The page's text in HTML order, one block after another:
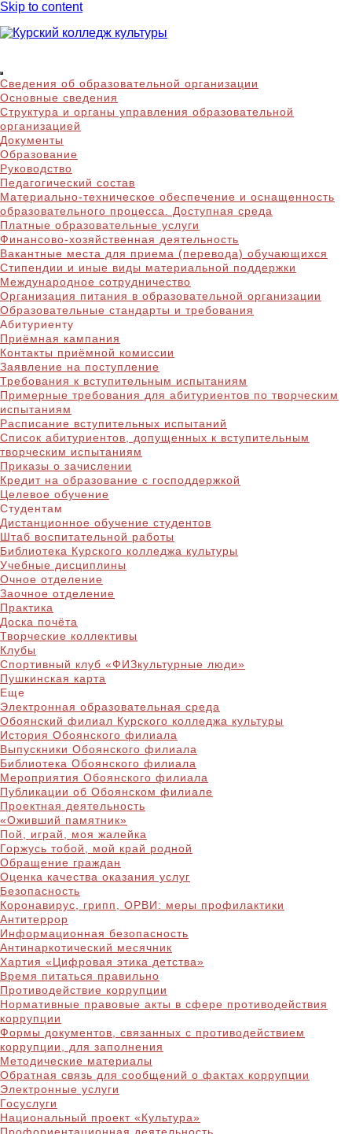
Skip to content
Курский колледж
культуры
Сведения об образовательной организации
Основные сведения
Структура и органы управления образовательной
организацией
Документы
Образование
Руководство
Педагогический состав
Материально-техническое обеспечение и оснащенность
образовательного процесса. Доступная среда
Платные образовательные услуги
Финансово-хозяйственная деятельность
Вакантные места для приема (перевода) обучающихся
Стипендии и иные виды материальной поддержки
Международное сотрудничество
Организация питания в образовательной организации
Образовательные стандарты и требования
Абитуриенту
Приёмная кампания
Контакты приёмной комиссии
Заявление на поступление
Требования к вступительным испытаниям
Примерные требования для абитуриентов по творческим
испытаниям
Расписание вступительных испытаний
Список абитуриентов, допущенных к вступительным
творческим испытаниям
Приказы о зачислении
Кредит на образование с господдержкой
Целевое обучение
Студентам
Дистанционное обучение студентов
Штаб воспитательной работы
Библиотека Курского колледжа культуры
Учебные дисциплины
Очное отделение
Заочное отделение
Практика
Доска почёта
Творческие коллективы
Клубы
Спортивный клуб «ФИЗкультурные люди»
Пушкинская карта
Еще
Электронная образовательная среда
Обоянский филиал Курского колледжа культуры
История Обоянского филиала
Выпускники Обоянского филиала
Библиотека Обоянского филиала
Мероприятия Обоянского филиала
Публикации об Обоянском филиале
Проектная деятельность
«Оживший памятник»
Пой, играй, моя жалейка
Горжусь тобой, мой край родной
Обращение граждан
Оценка качества оказания услуг
Безопасность
Коронавирус, грипп, ОРВИ: меры профилактики
Антитеррор
Информационная безопасность
Антинаркотический месячник
Хартия «Цифровая этика детства»
Время питаться правильно
Противодействие коррупции
Нормативные правовые акты в сфере противодействия
коррупции
Формы документов, связанных с противодействием
коррупции, для заполнения
Методические материалы
Обратная связь для сообщений о фактах коррупции
Электронные услуги
Госуслуги
Национальный проект «Культура»